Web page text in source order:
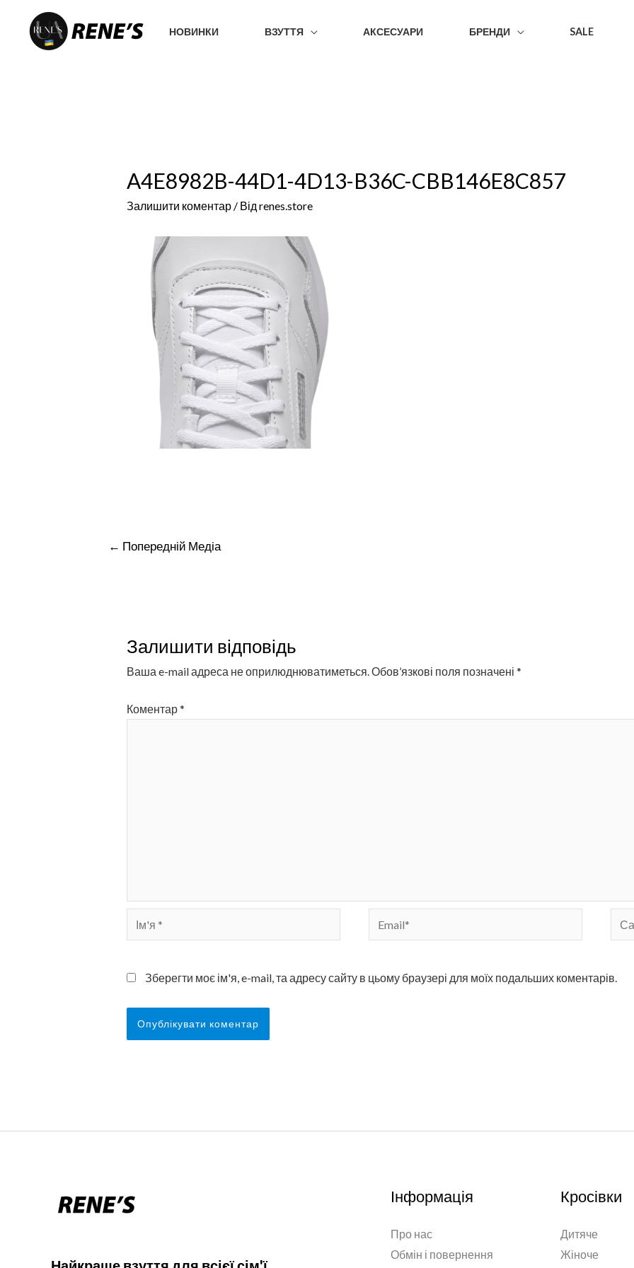
Перейти
НОВИНКИ ВЗУТТЯ АКСЕСУАРИ БРЕНДИ SALE
A4E8982B-44D1-4D13-B36C-CBB146E8C857
Залишити коментар / Від renes.store
Навігація
← Попередній Медіа
Залишити відповідь
Ваша e-mail адреса не оприлюднюватиметься. Обов’язкові поля позначені *
Коментар*
Ім'я
*
Зберегти моє ім'я, e-mail, та адресу сайту в цьому браузері для моїх подальших коментарів.
Інформація
Про нас
Обмін і повернення
Кросівки
Дитяче
Жіноче